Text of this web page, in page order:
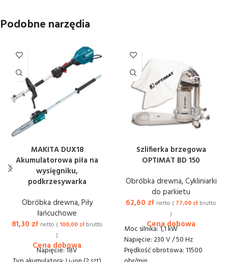
Podobne narzędia
MAKITA DUX18
Akumulatorowa piła na
wysięgniku,
podkrzesywarka
Obróbka drewna,Piły
łańcuchowe
81,30 zł netto ( 100,00 złbrutto
)
Napięcie: 18V
Szlifierka brzegowa
OPTIMAT BD 150
Obróbka drewna,Cykliniarki
do parkietu
62,60 zł netto ( 77,00 zł brutto
)
Moc silnika: 1,1 kW
Napięcie: 230 V / 50 Hz
Prędkość obrotowa: 11500